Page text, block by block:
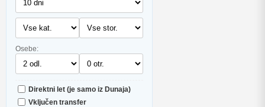
Osebe:
Direktni let (je samo iz Dunaja)
Vključen transfer